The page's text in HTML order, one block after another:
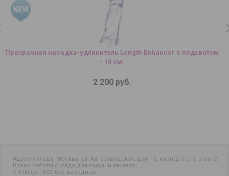
Прозрачная насадка-удлинитель Length Enhancer с подхватом
- 16 см.
2 200 руб.
Адрес склада: Москва, ул. Автозаводская, дом 16, корп 2, стр 8, этаж 2
Время работы склада для выдачи заказов:
с 9:00 до 18:00 без выходных.